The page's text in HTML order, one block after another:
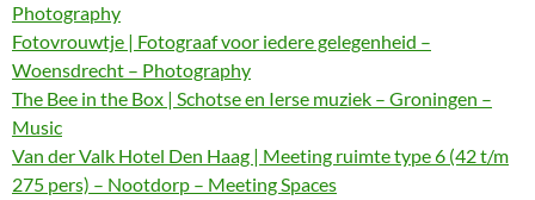
Photography
Fotovrouwtje | Fotograaf voor iedere gelegenheid –
Woensdrecht – Photography
The Bee in the Box | Schotse en Ierse muziek – Groningen –
Music
Van der Valk Hotel Den Haag | Meeting ruimte type 6 (42 t/m
275 pers) – Nootdorp – Meeting Spaces